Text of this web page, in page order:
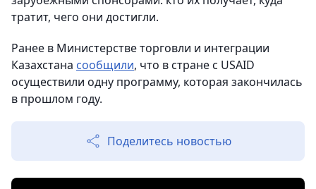
тратит, чего они достигли.
Ранее в Министерстве торговли и интеграции
Казахстана сообщили, что в стране с USAID
осуществили одну программу, которая закончилась
в прошлом году.
Поделитесь новостью